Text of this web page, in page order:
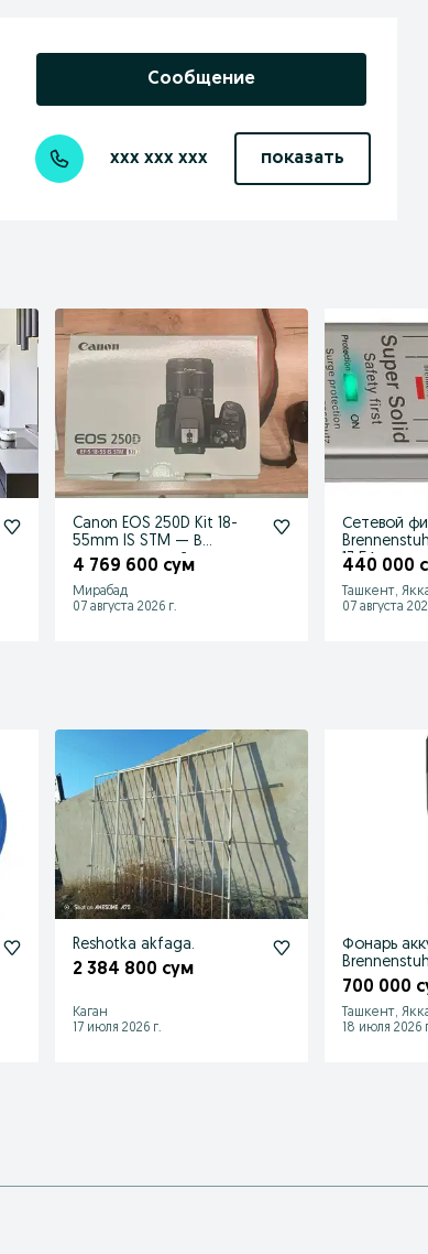
Сообщение
xxx xxx xxx показать
Canon EOS 250D Kit 18-
55mm IS STM — В
идеале, полный
4 769 600 сум
Мирабад
07 августа 2026 г.
Сетевой
13.5А
440 000
Ташкент,
07 августа
Reshotka akfaga.
2 384 800 сум
Каган
17 июля 2026 г.
Фонарь
700 000
Ташкент,
18 июля 2026